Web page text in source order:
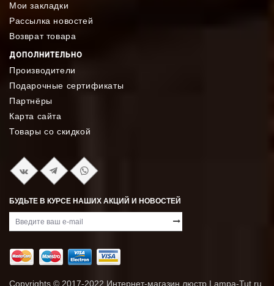
Мои закладки
Рассылка новостей
Возврат товара
ДОПОЛНИТЕЛЬНО
Производители
Подарочные сертификаты
Партнёры
Карта сайта
Товары со скидкой
БУДЬТЕ В КУРСЕ НАШИХ АКЦИЙ И НОВОСТЕЙ
Copyrights © 2017-2022 Интернет-магазин люстр Lampa-Tut.ru